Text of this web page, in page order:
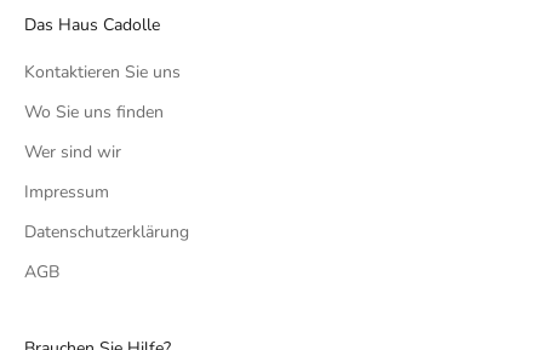
Das Haus Cadolle
Kontaktieren Sie uns
Wo Sie uns finden
Wer sind wir
Impressum
Datenschutzerklärung
AGB